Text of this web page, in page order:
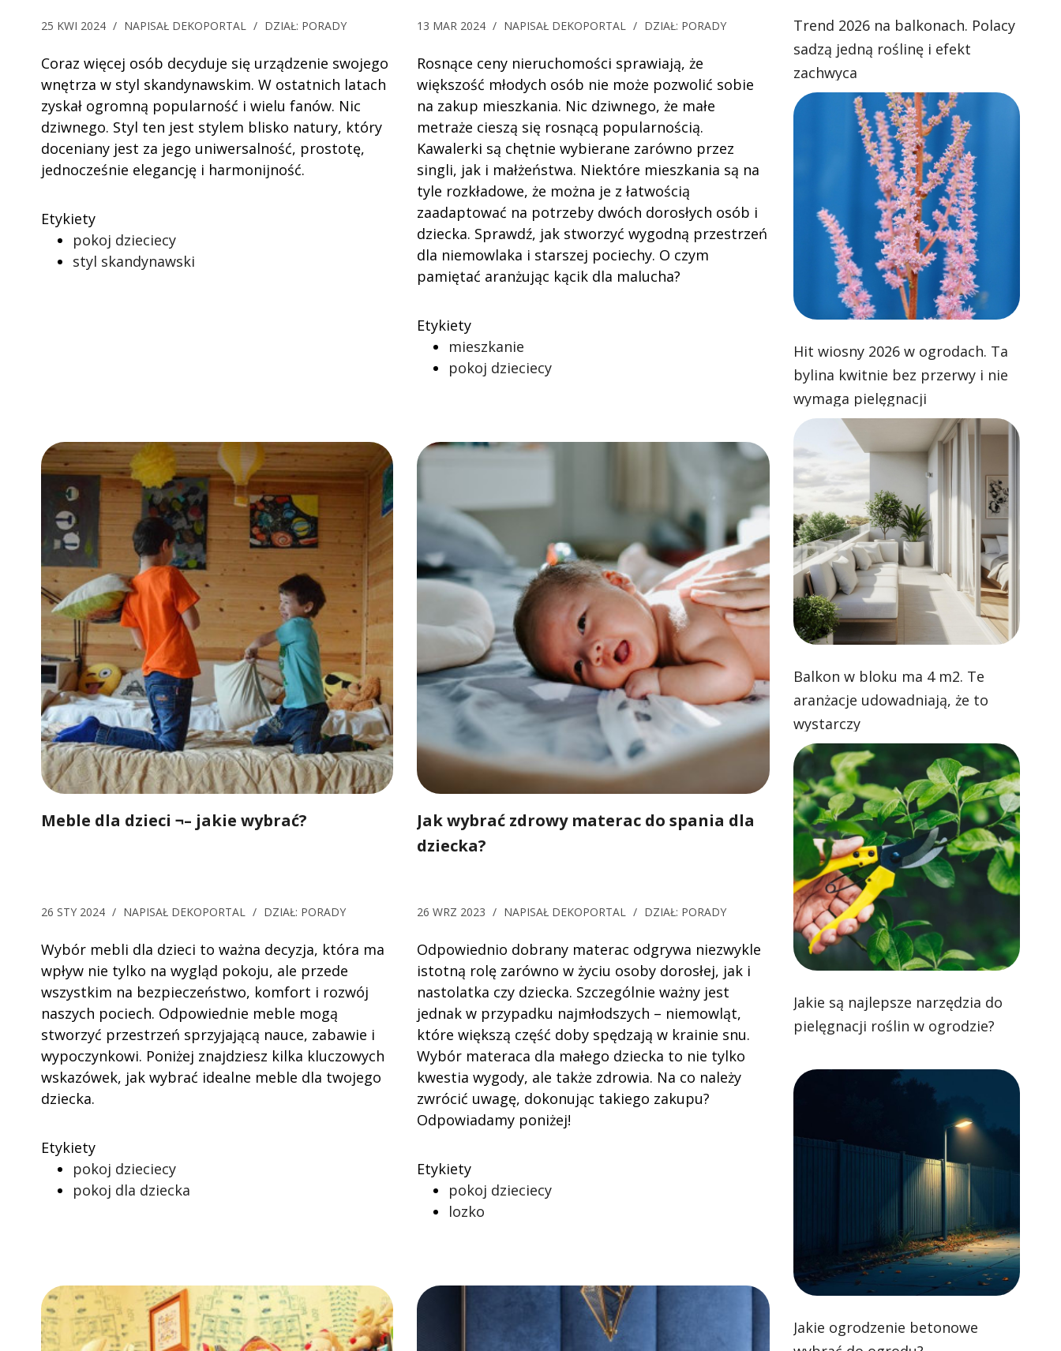
25 KWI 2024 / NAPISAŁ DEKOPORTAL / DZIAŁ: PORADY
Coraz więcej osób decyduje się urządzenie swojego
wnętrza w styl skandynawskim. W ostatnich latach
zyskał ogromną popularność i wielu fanów. Nic
dziwnego. Styl ten jest stylem blisko natury, który
doceniany jest za jego uniwersalność, prostotę,
jednocześnie elegancję i harmonijność.
Etykiety
pokoj dzieciecy
styl skandynawski
13 MAR 2024 / NAPISAŁ DEKOPORTAL / DZIAŁ: PORADY
Rosnące ceny nieruchomości sprawiają, że
większość młodych osób nie może pozwolić sobie
na zakup mieszkania. Nic dziwnego, że małe
metraże cieszą się rosnącą popularnością.
Kawalerki są chętnie wybierane zarówno przez
singli, jak i małżeństwa. Niektóre mieszkania są na
tyle rozkładowe, że można je z łatwością
zaadaptować na potrzeby dwóch dorosłych osób i
dziecka. Sprawdź, jak stworzyć wygodną przestrzeń
dla niemowlaka i starszej pociechy. O czym
pamiętać aranżując kącik dla malucha?
Etykiety
mieszkanie
pokoj dzieciecy
Meble dla dzieci ¬– jakie wybrać?
26 STY 2024 / NAPISAŁ DEKOPORTAL / DZIAŁ: PORADY
Wybór mebli dla dzieci to ważna decyzja, która ma
wpływ nie tylko na wygląd pokoju, ale przede
wszystkim na bezpieczeństwo, komfort i rozwój
naszych pociech. Odpowiednie meble mogą
stworzyć przestrzeń sprzyjającą nauce, zabawie i
wypoczynkowi. Poniżej znajdziesz kilka kluczowych
wskazówek, jak wybrać idealne meble dla twojego
dziecka.
Etykiety
pokoj dzieciecy
pokoj dla dziecka
Jak wybrać zdrowy materac do spania dla
dziecka?
26 WRZ 2023 / NAPISAŁ DEKOPORTAL / DZIAŁ: PORADY
Odpowiednio dobrany materac odgrywa niezwykle
istotną rolę zarówno w życiu osoby dorosłej, jak i
nastolatka czy dziecka. Szczególnie ważny jest
jednak w przypadku najmłodszych – niemowląt,
które większą część doby spędzają w krainie snu.
Wybór materaca dla małego dziecka to nie tylko
kwestia wygody, ale także zdrowia. Na co należy
zwrócić uwagę, dokonując takiego zakupu?
Odpowiadamy poniżej!
Etykiety
pokoj dzieciecy
lozko
Trend 2026 na balkonach. Polacy
sadzą jedną roślinę i efekt
zachwyca
Hit wiosny 2026 w ogrodach. Ta
bylina kwitnie bez przerwy i nie
wymaga pielęgnacji
Balkon w bloku ma 4 m2. Te
aranżacje udowadniają, że to
wystarczy
Jakie są najlepsze narzędzia do
pielęgnacji roślin w ogrodzie?
Jakie ogrodzenie betonowe